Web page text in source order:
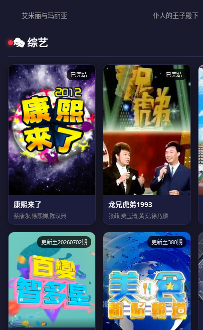
艾米丽与玛丽亚 仆人的王子殿下
🎭 综艺
已完结
康熙来了
蔡康永,徐熙娣,陈汉典
已完结
龙兄虎弟1993
张菲,费玉清,黄安,徐乃麟
更新至20260702期 更新至380期